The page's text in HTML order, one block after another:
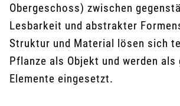
Obergeschoss) zwischen
Lesbarkeit und abstrakter
Struktur und Material lösen sich
Pflanze als Objekt und werden
Elemente eingesetzt.